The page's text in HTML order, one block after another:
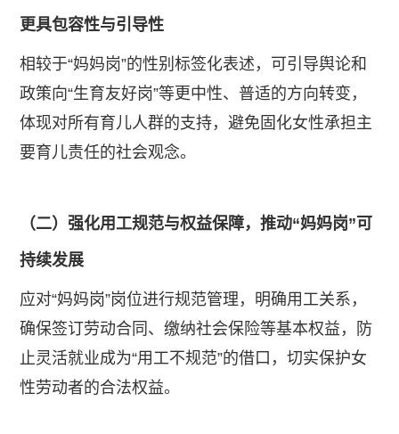
更具包容性与引导性
​相较于“妈妈岗”的性别标签化表述，可引导舆论和
政策向“生育友好岗”等更中性、普适的方向转变，
体现对所有育儿人群的支持，避免固化女性承担主
要育儿责任的社会观念。
（二）强化用工规范与权益保障，推动“妈妈岗”可
持续发展
​应对“妈妈岗”岗位进行规范管理，明确用工关系，
确保签订劳动合同、缴纳社会保险等基本权益，防
止灵活就业成为“用工不规范”的借口，切实保护女
性劳动者的合法权益。